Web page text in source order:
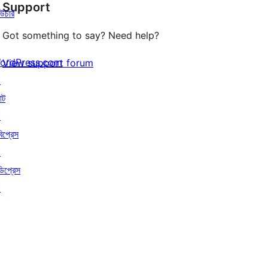
রিভিউ
Support
Got something to say? Need help?
View support forum